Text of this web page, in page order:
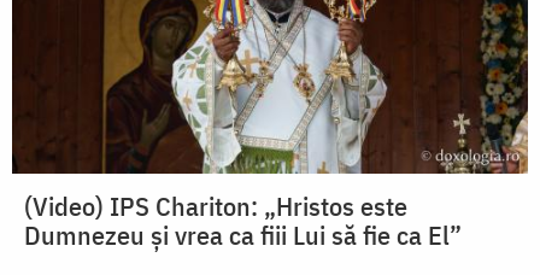
(Video) IPS Chariton: „Hristos este
Dumnezeu și vrea ca fiii Lui să fie ca El”